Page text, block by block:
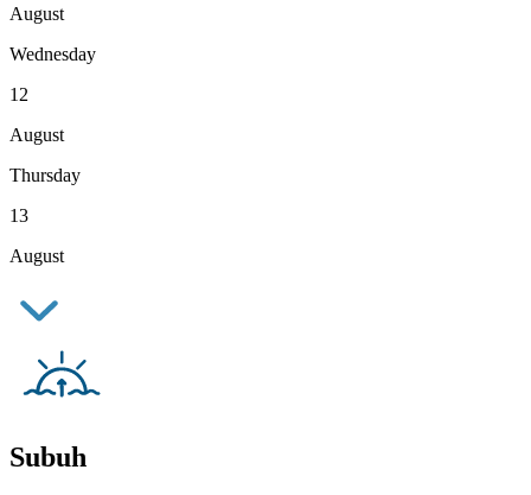
August
Wednesday
12
August
Thursday
13
August
Subuh